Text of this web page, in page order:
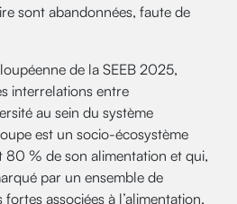
sont abandonnées, faute de
de la SEEB 2025,
interrelations entre
au sein du système
est un socio-écosystème
80 % de son alimentation et qui,
par un ensemble de
associées à l’alimentation.